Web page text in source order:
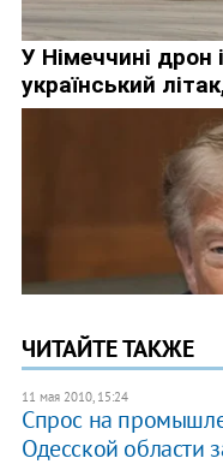
ЧИТАЙТЕ ТАКЖЕ
11 мая 2010, 15:24
Спрос на
Одесской области